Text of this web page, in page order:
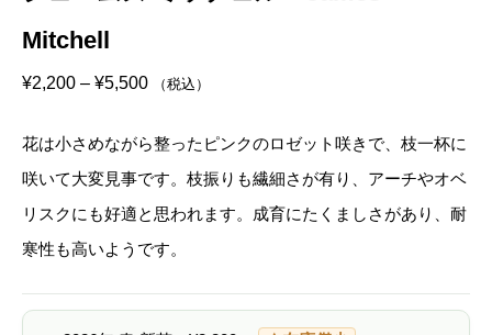
Mitchell
¥2,200 – ¥5,500価
¥
2
,
2
0
0
–
5
,
（税込）
花は小さめながら整ったピンクのロゼット咲きで、枝一杯に
咲いて大変見事です。枝振りも繊細さが有り、アーチやオベ
リスクにも好適と思われます。成育にたくましさがあり、耐
寒性も高いようです。